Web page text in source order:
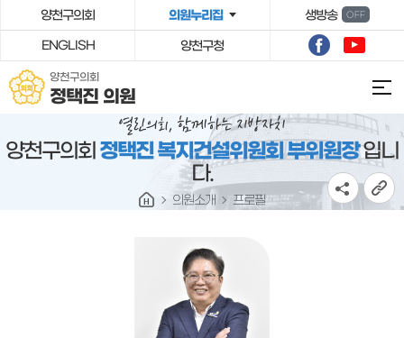
본문바로가기
양천구의회 의원누리집 생방송 OFF
ENGLISH 양천구청
양천구의회
정택진 의원
양천구의회 정택진 복지건설위원회 부위원장입니
다.
의원소개 프로필